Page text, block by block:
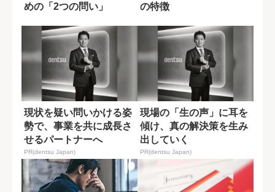
めの「2つの問い」
の特徴
現状を疑い問いかける姿
勢で、事業を共に成長さ
せるパートナーへ
PR(dentsu Japan)
現場の「生の声」に耳を
傾け、真の解決策を生み
出していく
PR(dentsu Japan)